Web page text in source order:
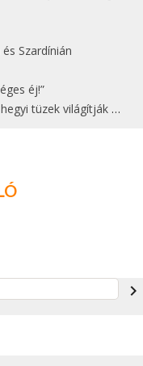
Szardínián
éj!”
világítják meg Zugspitzét
navigate_next